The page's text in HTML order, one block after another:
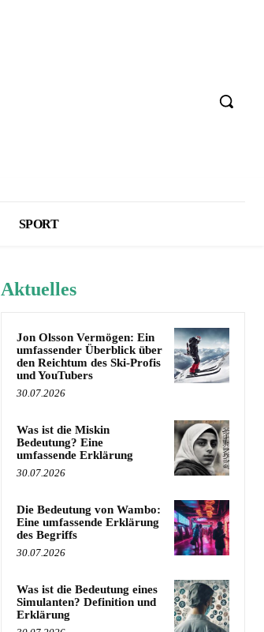
SPORT
Aktuelles
Jon Olsson Vermögen: Ein
umfassender Überblick über
den Reichtum des Ski-Profis
und YouTubers
30.07.2026
Was ist die Miskin
Bedeutung? Eine
umfassende Erklärung
30.07.2026
Die Bedeutung von Wambo:
Eine umfassende Erklärung
des Begriffs
30.07.2026
Was ist die Bedeutung eines
Simulanten? Definition und
Erklärung